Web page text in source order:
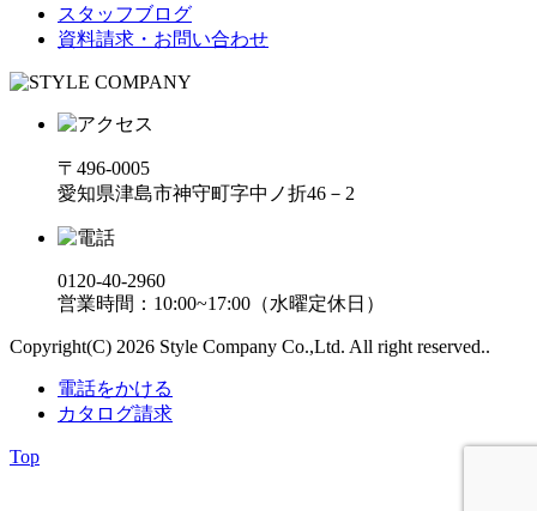
スタッフブログ
資料請求・お問い合わせ
〒496-0005
愛知県津島市神守町字中ノ折46－2
0120-40-2960
営業時間：10:00~17:00（水曜定休日）
Copyright(C) 2026 Style Company Co.,Ltd. All right reserved..
電話をかける
カタログ請求
Top